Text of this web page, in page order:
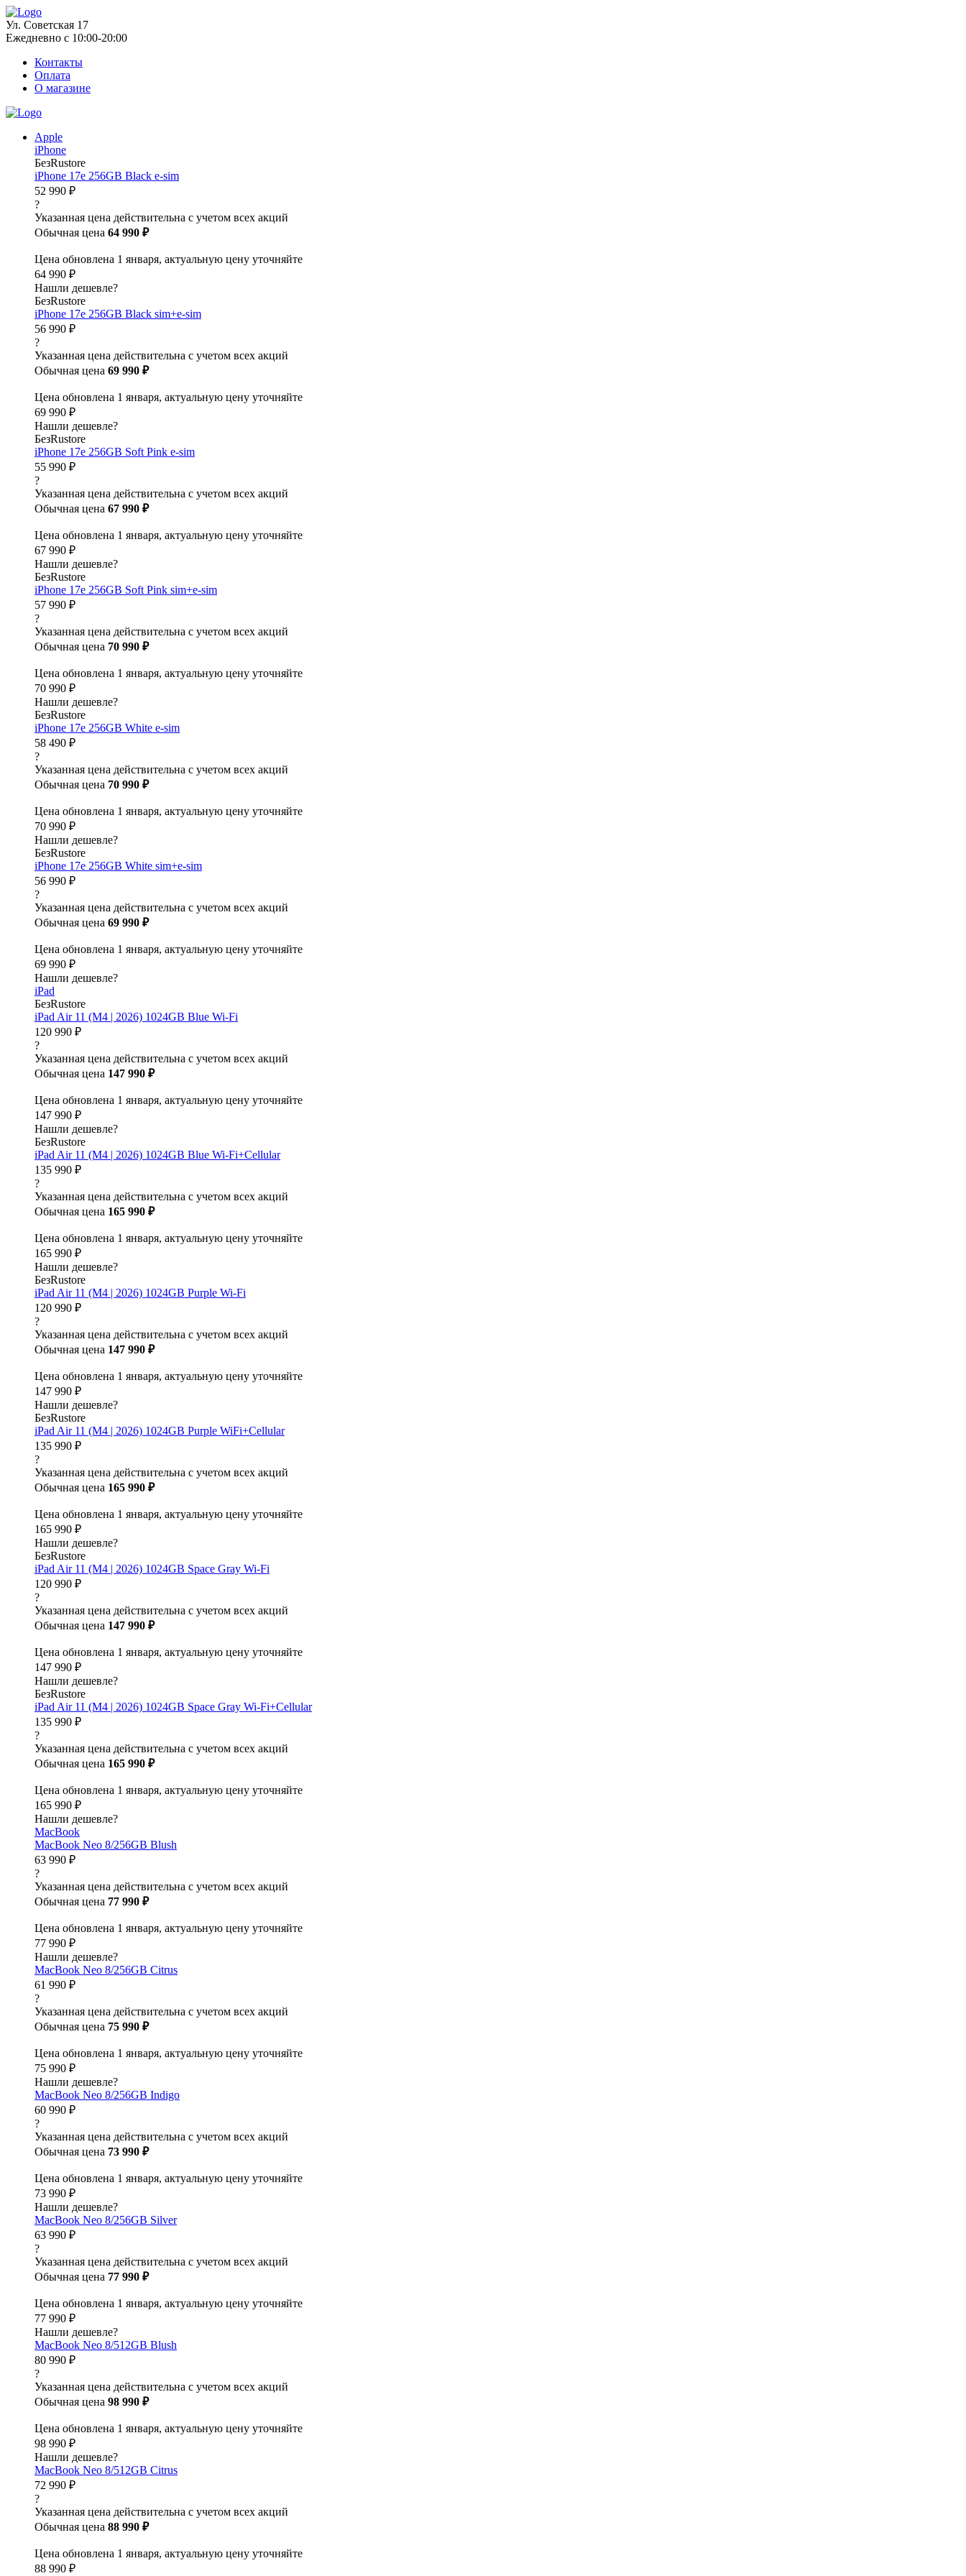
Ул. Советская 17
Ежедневно с 10:00-20:00
Контакты
Оплата
О магазине
Apple
iPhone
БезRustore
iPhone 17e 256GB Black e-sim
52 990 ₽
?
Указанная цена действительна с учетом всех акций
Обычная цена 64 990 ₽
Цена обновлена 1 января, актуальную цену уточняйте
64 990 ₽
Нашли дешевле?
БезRustore
iPhone 17e 256GB Black sim+e-sim
56 990 ₽
?
Указанная цена действительна с учетом всех акций
Обычная цена 69 990 ₽
Цена обновлена 1 января, актуальную цену уточняйте
69 990 ₽
Нашли дешевле?
БезRustore
iPhone 17e 256GB Soft Pink e-sim
55 990 ₽
?
Указанная цена действительна с учетом всех акций
Обычная цена 67 990 ₽
Цена обновлена 1 января, актуальную цену уточняйте
67 990 ₽
Нашли дешевле?
БезRustore
iPhone 17e 256GB Soft Pink sim+e-sim
57 990 ₽
?
Указанная цена действительна с учетом всех акций
Обычная цена 70 990 ₽
Цена обновлена 1 января, актуальную цену уточняйте
70 990 ₽
Нашли дешевле?
БезRustore
iPhone 17e 256GB White e-sim
58 490 ₽
?
Указанная цена действительна с учетом всех акций
Обычная цена 70 990 ₽
Цена обновлена 1 января, актуальную цену уточняйте
70 990 ₽
Нашли дешевле?
БезRustore
iPhone 17e 256GB White sim+e-sim
56 990 ₽
?
Указанная цена действительна с учетом всех акций
Обычная цена 69 990 ₽
Цена обновлена 1 января, актуальную цену уточняйте
69 990 ₽
Нашли дешевле?
iPad
БезRustore
iPad Air 11 (M4 | 2026) 1024GB Blue Wi-Fi
120 990 ₽
?
Указанная цена действительна с учетом всех акций
Обычная цена 147 990 ₽
Цена обновлена 1 января, актуальную цену уточняйте
147 990 ₽
Нашли дешевле?
БезRustore
iPad Air 11 (M4 | 2026) 1024GB Blue Wi-Fi+Cellular
135 990 ₽
?
Указанная цена действительна с учетом всех акций
Обычная цена 165 990 ₽
Цена обновлена 1 января, актуальную цену уточняйте
165 990 ₽
Нашли дешевле?
БезRustore
iPad Air 11 (M4 | 2026) 1024GB Purple Wi-Fi
120 990 ₽
?
Указанная цена действительна с учетом всех акций
Обычная цена 147 990 ₽
Цена обновлена 1 января, актуальную цену уточняйте
147 990 ₽
Нашли дешевле?
БезRustore
iPad Air 11 (M4 | 2026) 1024GB Purple WiFi+Cellular
135 990 ₽
?
Указанная цена действительна с учетом всех акций
Обычная цена 165 990 ₽
Цена обновлена 1 января, актуальную цену уточняйте
165 990 ₽
Нашли дешевле?
БезRustore
iPad Air 11 (M4 | 2026) 1024GB Space Gray Wi-Fi
120 990 ₽
?
Указанная цена действительна с учетом всех акций
Обычная цена 147 990 ₽
Цена обновлена 1 января, актуальную цену уточняйте
147 990 ₽
Нашли дешевле?
БезRustore
iPad Air 11 (M4 | 2026) 1024GB Space Gray Wi-Fi+Cellular
135 990 ₽
?
Указанная цена действительна с учетом всех акций
Обычная цена 165 990 ₽
Цена обновлена 1 января, актуальную цену уточняйте
165 990 ₽
Нашли дешевле?
MacBook
MacBook Neo 8/256GB Blush
63 990 ₽
?
Указанная цена действительна с учетом всех акций
Обычная цена 77 990 ₽
Цена обновлена 1 января, актуальную цену уточняйте
77 990 ₽
Нашли дешевле?
MacBook Neo 8/256GB Citrus
61 990 ₽
?
Указанная цена действительна с учетом всех акций
Обычная цена 75 990 ₽
Цена обновлена 1 января, актуальную цену уточняйте
75 990 ₽
Нашли дешевле?
MacBook Neo 8/256GB Indigo
60 990 ₽
?
Указанная цена действительна с учетом всех акций
Обычная цена 73 990 ₽
Цена обновлена 1 января, актуальную цену уточняйте
73 990 ₽
Нашли дешевле?
MacBook Neo 8/256GB Silver
63 990 ₽
?
Указанная цена действительна с учетом всех акций
Обычная цена 77 990 ₽
Цена обновлена 1 января, актуальную цену уточняйте
77 990 ₽
Нашли дешевле?
MacBook Neo 8/512GB Blush
80 990 ₽
?
Указанная цена действительна с учетом всех акций
Обычная цена 98 990 ₽
Цена обновлена 1 января, актуальную цену уточняйте
98 990 ₽
Нашли дешевле?
MacBook Neo 8/512GB Citrus
72 990 ₽
?
Указанная цена действительна с учетом всех акций
Обычная цена 88 990 ₽
Цена обновлена 1 января, актуальную цену уточняйте
88 990 ₽